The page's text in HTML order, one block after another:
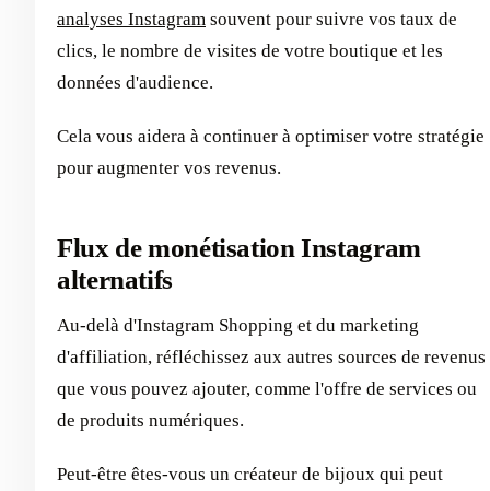
analyses Instagram souvent pour suivre vos taux de
clics, le nombre de visites de votre boutique et les
données d'audience.
Cela vous aidera à continuer à optimiser votre stratégie
pour augmenter vos revenus.
Flux de monétisation Instagram
alternatifs
Au-delà d'Instagram Shopping et du marketing
d'affiliation, réfléchissez aux autres sources de revenus
que vous pouvez ajouter, comme l'offre de services ou
de produits numériques.
Peut-être êtes-vous un créateur de bijoux qui peut